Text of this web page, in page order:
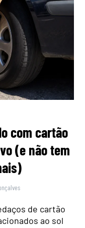
com cartão
(e não tem
de cartão
ao sol